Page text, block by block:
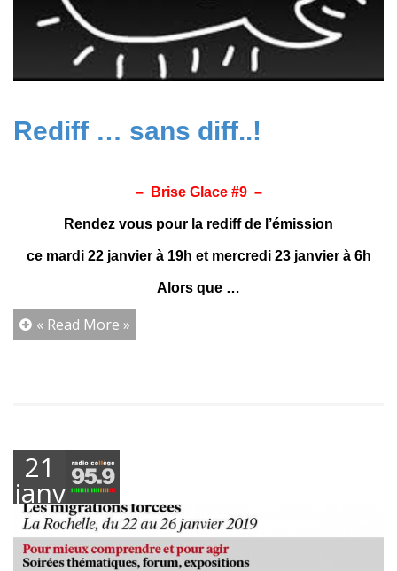
Rediff … sans diff..!
– Brise Glace #9 –
Rendez vous pour la rediff de l’émission
ce mardi 22 janvier à 19h et mercredi 23 janvier à 6h
Alors que …
« Read More »
21
janvier
2019